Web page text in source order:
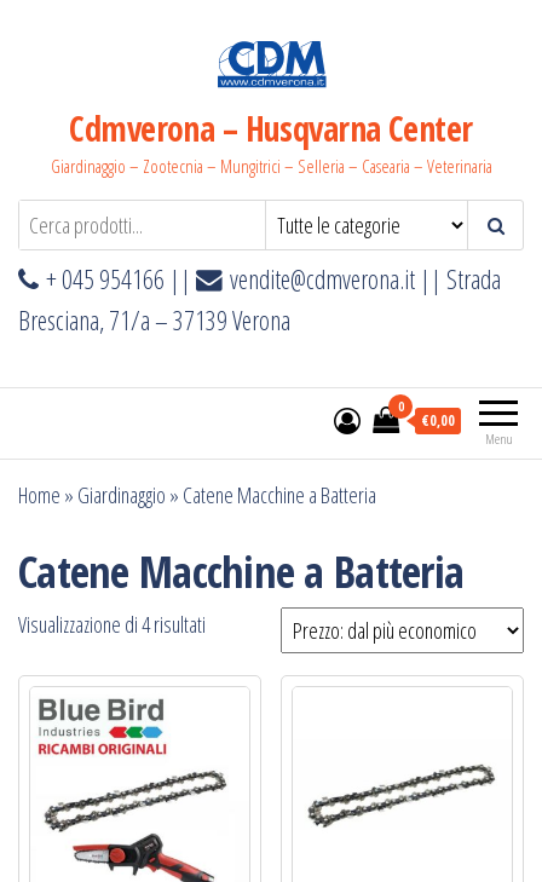
Cdmverona – Husqvarna Center
Giardinaggio – Zootecnia – Mungitrici – Selleria – Casearia – Veterinaria
+ 045 954166 || vendite@cdmverona.it || Strada
Bresciana, 71/a – 37139 Verona
Menu
0
€0,00
Home » Giardinaggio » Catene Macchine a Batteria
Catene Macchine a Batteria
Visualizzazione di 4 risultati
più